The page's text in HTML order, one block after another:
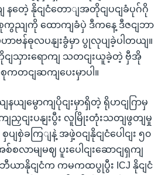
နတေဲ့ နိုငျငံတောျအတိုငျပငျခံပုဂ်ဂို
စုကွညျကို ထောကျခံပှဲ ဒီကနေ့ ဒီဇငျဘာ
ဟာဗန်ဓုလပနျးခွံမှာ ပွုလုပျခဲ့ပါတယျ။
ျသှားရောကျ သတငျးယူခဲ့တဲ့ ဗှီအို
တငျဆကျပေးမှာပါ။
နယျမွောကျပိုငျးမှာရှိတဲ့ ရိုဟငျဂြာမှ
ညှငျးပနျးပွီး လူမြိုးတုံးသတျဖွတျမှု
စှဲခကြျနဲ့ အဖှဲ့ဝငျနိုငျငံပေါငျး ၅၀
စလာမျမဈ ပူးပေါငျးဆောငျရှကျ
ဘီယာနိုငျငံက ကမကထပွုပွီး ICJ နိုငျငံ